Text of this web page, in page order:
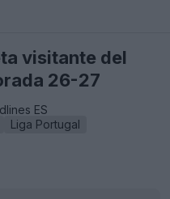
visitante del
26-27
ES
Liga Portugal